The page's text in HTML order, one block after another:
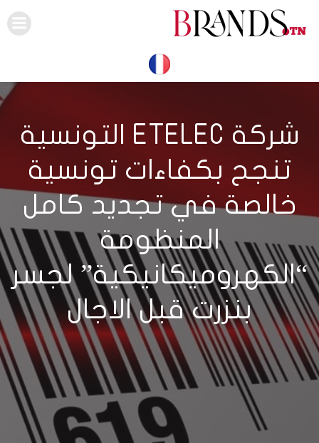
شركة ETELEC التونسية
تنجح بكفاءات تونسية
خالصة في تجديد كامل
المنظومة
“الكهروميكانيكية” لجسر
بنزرت قبل الاجال